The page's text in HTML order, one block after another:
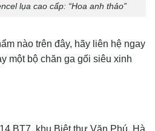
lụa cao cấp: “Hoa anh thảo”
nào trên đây, hãy liên hệ ngay
một bộ chăn ga gối siêu xinh